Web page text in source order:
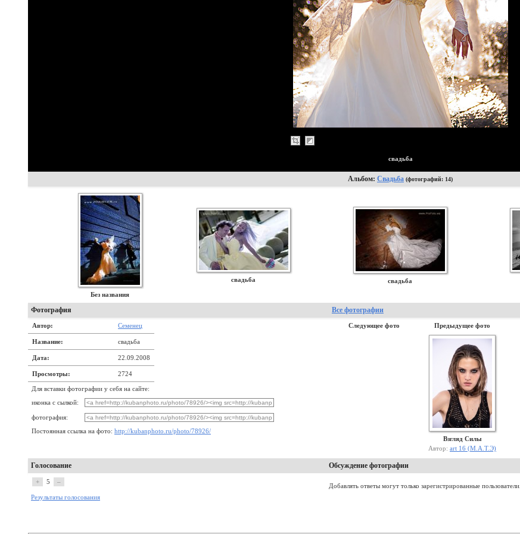
свадьба
Альбом: Свадьба (фотографий: 14)
Без названия
свадьба свадьба
Фотография Все фотографии
Автор: Семенец
Название: свадьба
Дата: 22.09.2008
Просмотры: 2724
Для вставки фотографии у себя на сайте:
иконка с сылкой:
фотография:
Постоянная ссылка на фото: http://kubanphoto.ru/photo/78926/
Следующее фото Предыдущее фото
Взгляд Силы
Автор: art 16 (М.А.Т.Э)
Голосование Обсуждение фотографии
+ 5 –
Результаты голосования
Добавлять ответы могут только зарегистрированные пользователи.